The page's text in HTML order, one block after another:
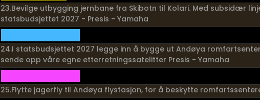
23.Bevilge utbygging jernbane fra Skibotn til Kolari. Med subsidær
statsbudsjettet 2027 - Presis - Yamaha
24.I statsbudsjettet 2027 legge inn å bygge ut Andøya
sende opp våre egne etterretningssatelitter Presis - Yamaha
25.Flytte jagerfly til Andøya flystasjon, for å beskytte